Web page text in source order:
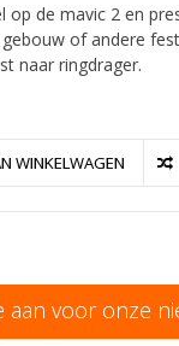
op de mavic 2 en
of andere
naar ringdrager.
WINKELWAGEN
aan voor onze